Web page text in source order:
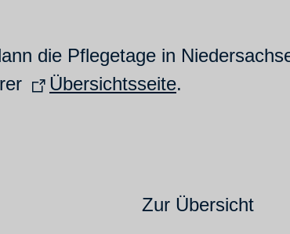
die Pflegetage in
Übersichtsseite.
Zur Übersicht